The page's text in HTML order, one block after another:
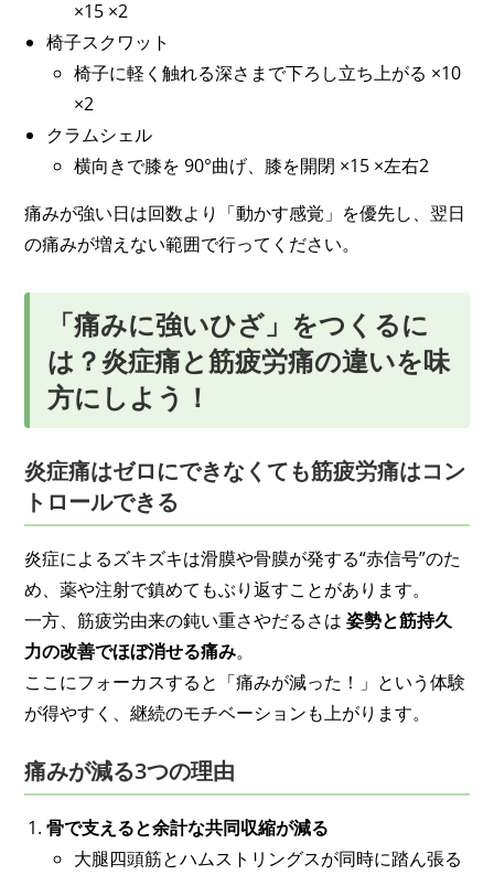
×15 ×2
椅子スクワット
椅子に軽く触れる深さまで下ろし立ち上がる ×10
×2
クラムシェル
横向きで膝を 90°曲げ、膝を開閉 ×15 ×左右2
痛みが強い日は回数より「動かす感覚」を優先し、翌日
の痛みが増えない範囲で行ってください。
「痛みに強いひざ」をつくるに
は？炎症痛と筋疲労痛の違いを味
方にしよう！
炎症痛はゼロにできなくても筋疲労痛はコン
トロールできる
炎症によるズキズキは滑膜や骨膜が発する“赤信号”のた
め、薬や注射で鎮めてもぶり返すことがあります。
一方、筋疲労由来の鈍い重さやだるさは姿勢と筋持久
力の改善でほぼ消せる痛み。
ここにフォーカスすると「痛みが減った！」という体験
が得やすく、継続のモチベーションも上がります。
痛みが減る3つの理由
骨で支えると余計な共同収縮が減る
大腿四頭筋とハムストリングスが同時に踏ん張る